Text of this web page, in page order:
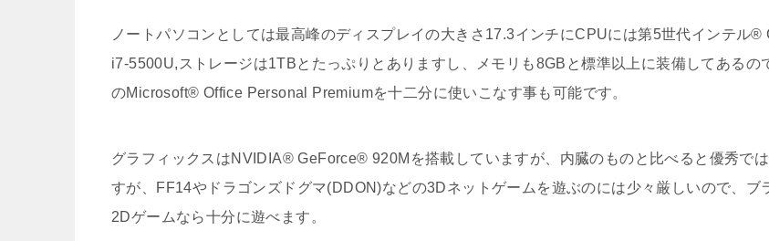
ノートパソコンとしては最高峰のディスプレイの大きさ17.3インチにCPUには第5世代インテル
i7-5500U,ストレージは1TBとたっぷりとありますし、メモリも8GBと標準以上に装備してあるの
のMicrosoft® Office Personal Premiumを十二分に使いこなす事も可能です。
グラフィックスはNVIDIA® GeForce® 920Mを搭載していますが、内臓のものと比べると優秀では
すが、FF14やドラゴンズドグマ(DDON)などの3Dネットゲームを遊ぶのには少々厳しいので、ブ
2Dゲームなら十分に遊べます。